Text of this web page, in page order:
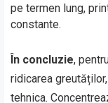
pe termen lung,
constante.
În concluzie,
ridicarea
tehnica.